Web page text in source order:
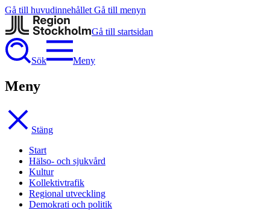
Gå till huvudinnehållet Gå till menyn
Gå till startsidan
Sök Meny
Meny
Stäng
Start
Hälso- och sjukvård
Kultur
Kollektivtrafik
Regional utveckling
Demokrati och politik